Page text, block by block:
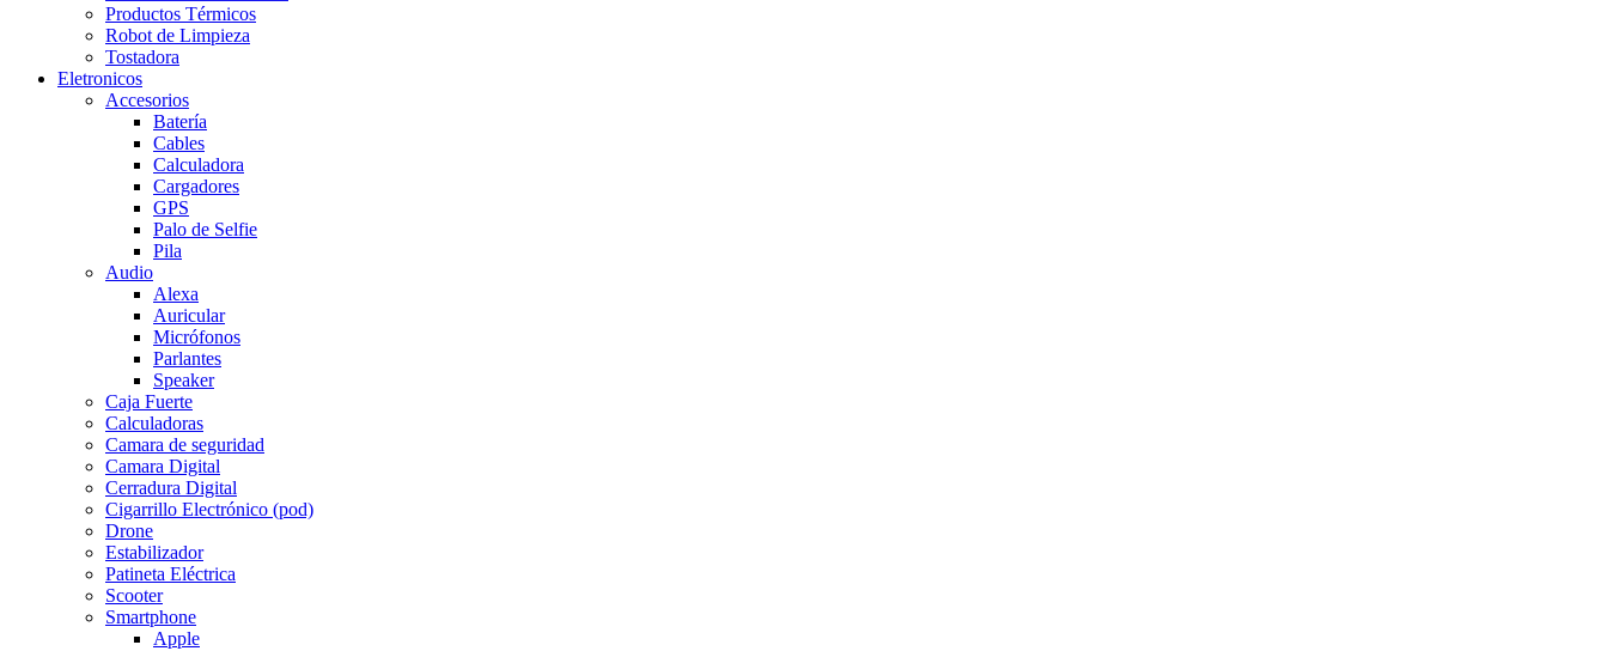
Productos Térmicos
Robot de Limpieza
Tostadora
Eletronicos
Accesorios
Batería
Cables
Calculadora
Cargadores
GPS
Palo de Selfie
Pila
Audio
Alexa
Auricular
Micrófonos
Parlantes
Speaker
Caja Fuerte
Calculadoras
Camara de seguridad
Camara Digital
Cerradura Digital
Cigarrillo Electrónico (pod)
Drone
Estabilizador
Patineta Eléctrica
Scooter
Smartphone
Apple